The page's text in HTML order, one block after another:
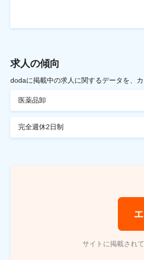
求人の傾向
dodaに掲載中の求人に関するデータを、
医薬品卸
完全週休2日制
サイトに掲載され